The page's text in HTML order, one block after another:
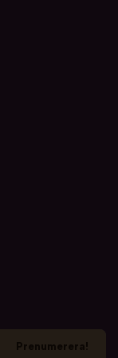
Prenumerera!